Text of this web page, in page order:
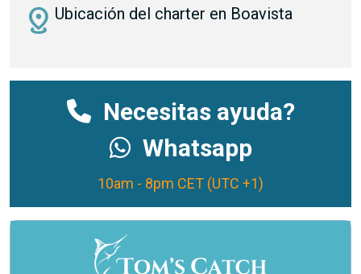
distance Ubicación del charter en Boavista
Necesitas ayuda?
Whatsapp
10am - 8pm CET (UTC +1)